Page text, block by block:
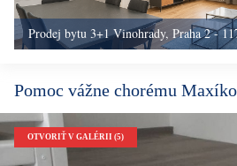
Prodej bytu 3+1 Vinohrady, Praha 2 -
Pomoc vážne chorému
OTVORIŤ V GALÉRII (5)